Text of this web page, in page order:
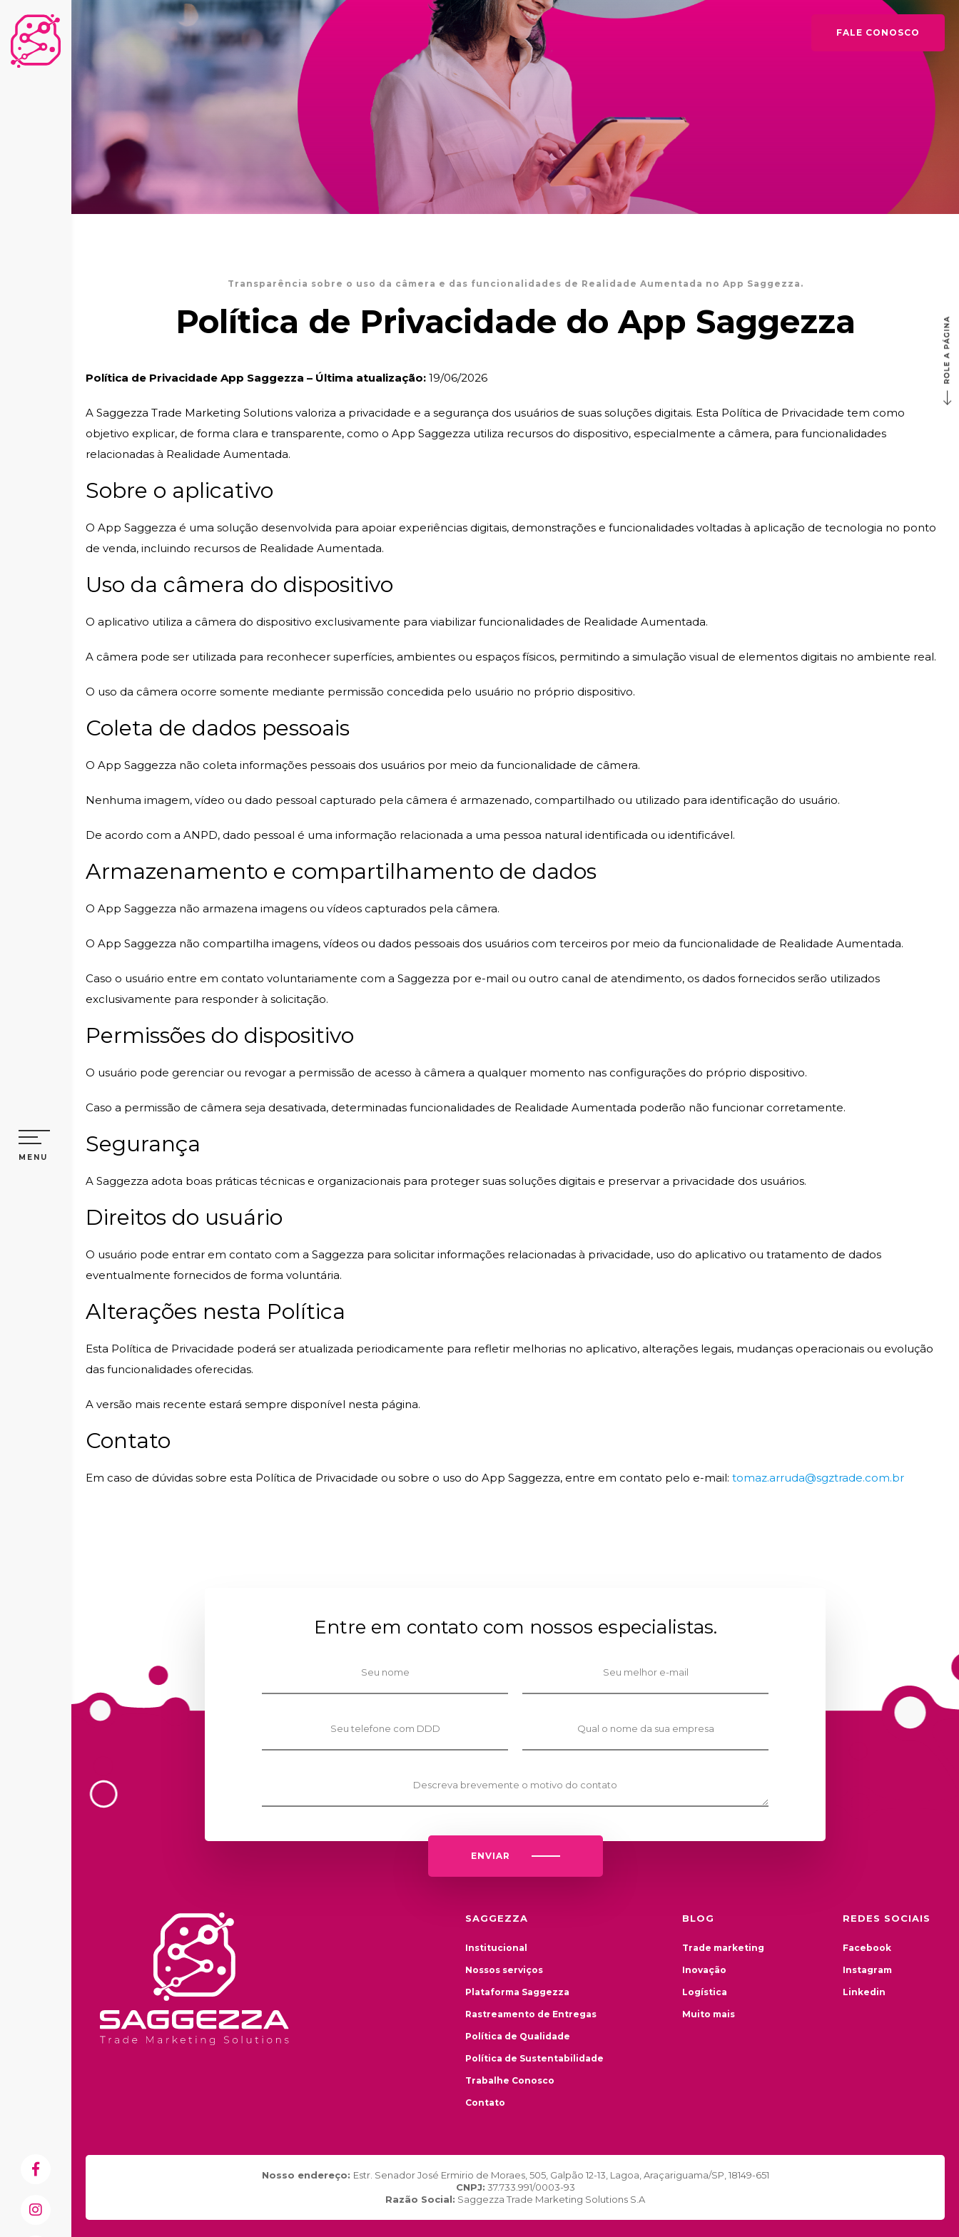
MENU
FALE CONOSCO
Transparência sobre o uso da câmera e das funcionalidades de Realidade Aumentada no App Saggezza.
Política de Privacidade do App Saggezza
Política de Privacidade App Saggezza – Última atualização: 19/06/2026
A Saggezza Trade Marketing Solutions valoriza a privacidade e a segurança dos usuários de suas soluções digitais. Esta Política de Privacidade tem como
objetivo explicar, de forma clara e transparente, como o App Saggezza utiliza recursos do dispositivo, especialmente a câmera, para funcionalidades
relacionadas à Realidade Aumentada.
Sobre o aplicativo
O App Saggezza é uma solução desenvolvida para apoiar experiências digitais, demonstrações e funcionalidades voltadas à aplicação de tecnologia no ponto
de venda, incluindo recursos de Realidade Aumentada.
Uso da câmera do dispositivo
O aplicativo utiliza a câmera do dispositivo exclusivamente para viabilizar funcionalidades de Realidade Aumentada.
A câmera pode ser utilizada para reconhecer superfícies, ambientes ou espaços físicos, permitindo a simulação visual de elementos digitais no ambiente real.
O uso da câmera ocorre somente mediante permissão concedida pelo usuário no próprio dispositivo.
Coleta de dados pessoais
O App Saggezza não coleta informações pessoais dos usuários por meio da funcionalidade de câmera.
Nenhuma imagem, vídeo ou dado pessoal capturado pela câmera é armazenado, compartilhado ou utilizado para identificação do usuário.
De acordo com a ANPD, dado pessoal é uma informação relacionada a uma pessoa natural identificada ou identificável.
Armazenamento e compartilhamento de dados
O App Saggezza não armazena imagens ou vídeos capturados pela câmera.
O App Saggezza não compartilha imagens, vídeos ou dados pessoais dos usuários com terceiros por meio da funcionalidade de Realidade Aumentada.
Caso o usuário entre em contato voluntariamente com a Saggezza por e-mail ou outro canal de atendimento, os dados fornecidos serão utilizados
exclusivamente para responder à solicitação.
Permissões do dispositivo
O usuário pode gerenciar ou revogar a permissão de acesso à câmera a qualquer momento nas configurações do próprio dispositivo.
Caso a permissão de câmera seja desativada, determinadas funcionalidades de Realidade Aumentada poderão não funcionar corretamente.
Segurança
A Saggezza adota boas práticas técnicas e organizacionais para proteger suas soluções digitais e preservar a privacidade dos usuários.
Direitos do usuário
O usuário pode entrar em contato com a Saggezza para solicitar informações relacionadas à privacidade, uso do aplicativo ou tratamento de dados
eventualmente fornecidos de forma voluntária.
Alterações nesta Política
Esta Política de Privacidade poderá ser atualizada periodicamente para refletir melhorias no aplicativo, alterações legais, mudanças operacionais ou evolução
das funcionalidades oferecidas.
A versão mais recente estará sempre disponível nesta página.
Contato
Em caso de dúvidas sobre esta Política de Privacidade ou sobre o uso do App Saggezza, entre em contato pelo e-mail: tomaz.arruda@sgztrade.com.br
Entre em contato com nossos especialistas.
ENVIAR
SAGGEZZA
Institucional
Nossos serviços
Plataforma Saggezza
Rastreamento de Entregas
Política de Qualidade
Política de Sustentabilidade
Trabalhe Conosco
Contato
BLOG
Trade marketing
Inovação
Logística
Muito mais
REDES SOCIAIS
Facebook
Instagram
Linkedin
Nosso endereço: Estr. Senador José Ermirio de Moraes, 505, Galpão 12-13, Lagoa, Araçariguama/SP, 18149-651
CNPJ: 37.733.991/0003-93
Razão Social: Saggezza Trade Marketing Solutions S.A